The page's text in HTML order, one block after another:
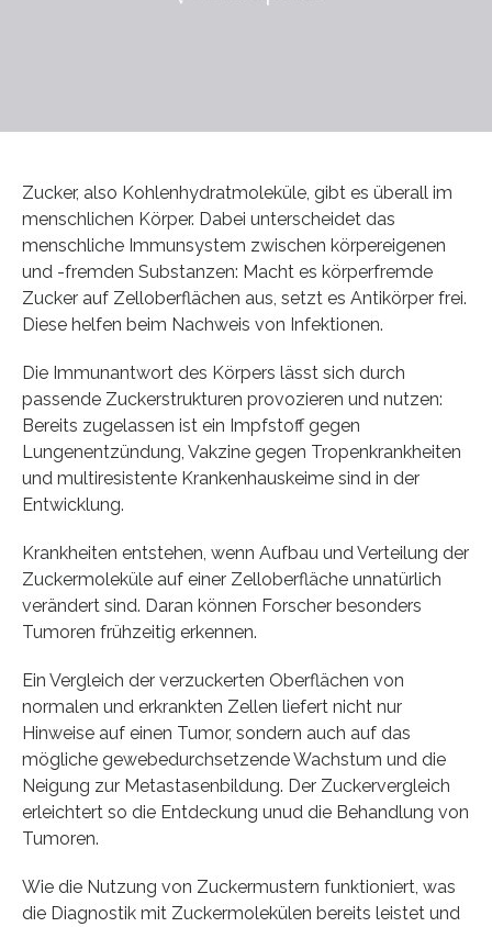
Zucker, also Kohlenhydratmoleküle, gibt es überall im
menschlichen Körper. Dabei unterscheidet das
menschliche Immunsystem zwischen körpereigenen
und -fremden Substanzen: Macht es körperfremde
Zucker auf Zelloberflächen aus, setzt es Antikörper frei.
Diese helfen beim Nachweis von Infektionen.
Die Immunantwort des Körpers lässt sich durch
passende Zuckerstrukturen provozieren und nutzen:
Bereits zugelassen ist ein Impfstoff gegen
Lungenentzündung, Vakzine gegen Tropenkrankheiten
und multiresistente Krankenhauskeime sind in der
Entwicklung.
Krankheiten entstehen, wenn Aufbau und Verteilung der
Zuckermoleküle auf einer Zelloberfläche unnatürlich
verändert sind. Daran können Forscher besonders
Tumoren frühzeitig erkennen.
Ein Vergleich der verzuckerten Oberflächen von
normalen und erkrankten Zellen liefert nicht nur
Hinweise auf einen Tumor, sondern auch auf das
mögliche gewebedurchsetzende Wachstum und die
Neigung zur Metastasenbildung. Der Zuckervergleich
erleichtert so die Entdeckung unud die Behandlung von
Tumoren.
Wie die Nutzung von Zuckermustern funktioniert, was
die Diagnostik mit Zuckermolekülen bereits leistet und